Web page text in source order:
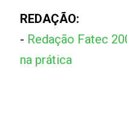
REDAÇÃO:
- Redação Fatec
na prática